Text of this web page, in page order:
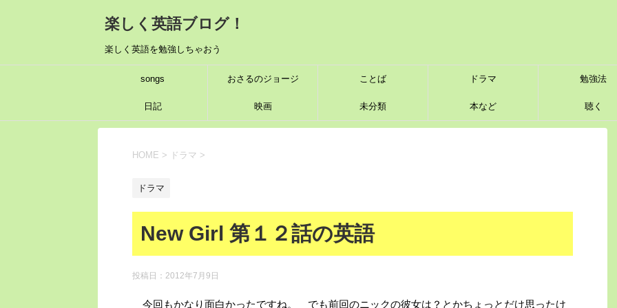
楽しく英語ブログ！
楽しく英語を勉強しちゃおう
songs おさるのジョージ ことば ドラマ 勉強法
日記 映画 未分類 本など 聴く
HOME > ドラマ >
ドラマ
New Girl 第１２話の英語
投稿日： 2012年7月9日
今回もかなり面白かったですね。 でも前回のニックの彼女は？とかちょっとだけ思ったけ